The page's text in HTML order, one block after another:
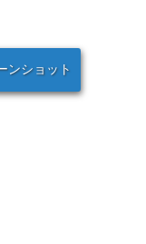
ンショット